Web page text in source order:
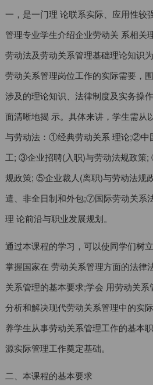
一，是一门理 论联系实际、应用性较
管理专业学生介绍企业劳动关 系相关
劳动法及劳动关系管理基础理论知识
劳动关系管理岗位工作的实际需要，
涉及的理论知识、法律制度及实务操
面清晰地揭 示。具体来讲，学生需从
与劳动法：①经典劳动关系 理论;②中
工; ③企业招聘(入职)与劳动法规政策
规政策; ⑤企业裁人(离职)与劳动法规
遣、非全日制和外包;⑦国际劳动关系
理 论前沿与职业发展规划。
通过本课程的学习，可以使同学们树
掌握国家在 劳动关系管理方面的法律
关系管理的基本要求;学会 用劳动关
分析和解决现代劳动关系管理中的实
养学生从事劳动关系管理工作的基本
源实际管理工作奠定基础。
二、本课程的基本要求